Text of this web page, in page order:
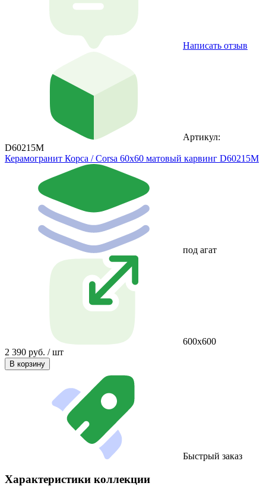
Написать отзыв
Артикул:
D60215M
Керамогранит Корса / Corsa 60х60 матовый карвинг D60215M
под агат
600х600
2 390 руб. / шт
В корзину
Быстрый заказ
Характеристики коллекции